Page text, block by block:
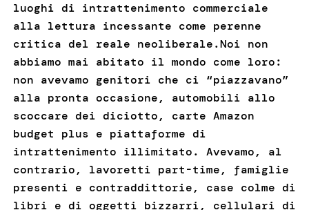
luoghi di intrattenimento commerciale
alla lettura incessante come perenne
critica del reale neoliberale.Noi non
abbiamo mai abitato il mondo come loro:
non avevamo genitori che ci “piazzavano”
alla pronta occasione, automobili allo
scoccare dei diciotto, carte Amazon
budget plus e piattaforme di
intrattenimento illimitato. Avevamo, al
contrario, lavoretti part-time, famiglie
presenti e contraddittorie, case colme di
libri e di oggetti bizzarri, cellulari di